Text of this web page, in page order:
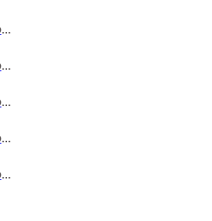
VENDA DE APARTAMENTOS NO DISTRITO DE LISBOA
VENDA DE APARTAMENTOS NO DISTRITO DO PORTO
VENDA DE APARTAMENTOS NO DISTRITO DE AVEIRO
VENDA DE APARTAMENTOS NO DISTRITO DE COIMBRA
VENDA DE APARTAMENTOS NO DISTRITO DE LEIRIA